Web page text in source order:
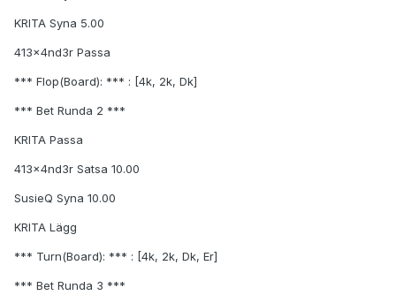
KRITA Syna 5.00
413x4nd3r Passa
*** Flop(Board): *** : [4k, 2k, Dk]
*** Bet Runda 2 ***
KRITA Passa
413x4nd3r Satsa 10.00
SusieQ Syna 10.00
KRITA Lägg
*** Turn(Board): *** : [4k, 2k, Dk, Er]
*** Bet Runda 3 ***